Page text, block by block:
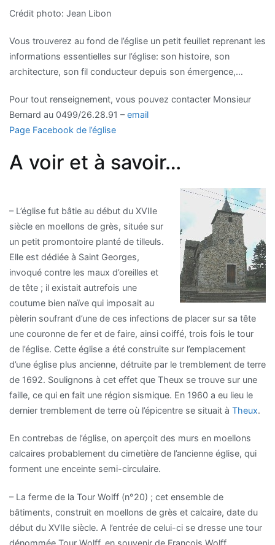
Crédit photo: Jean Libon
Vous trouverez au fond de l’église un petit feuillet reprenant les
informations essentielles sur l’église: son histoire, son
architecture, son fil conducteur depuis son émergence,…
Pour tout renseignement, vous pouvez contacter Monsieur
Bernard au 0499/26.28.91 –email
Page Facebook de l’église
A voir et à savoir…
– L’église fut bâtie au début du XVIIe
siècle en moellons de grès, située sur
un petit promontoire planté de tilleuls.
Elle est dédiée à Saint Georges,
invoqué contre les maux d’oreilles et
de tête ; il existait autrefois une
coutume bien naïve qui imposait au
pèlerin soufrant d’une de ces infections de placer sur sa tête
une couronne de fer et de faire, ainsi coiffé, trois fois le tour
de l’église. Cette église a été construite sur l’emplacement
d’une église plus ancienne, détruite par le tremblement de terre
de 1692. Soulignons à cet effet que Theux se trouve sur une
faille, ce qui en fait une région sismique. En 1960 a eu lieu le
dernier tremblement de terre où l’épicentre se situait à Theux.
En contrebas de l’église, on aperçoit des murs en moellons
calcaires probablement du cimetière de l’ancienne église, qui
forment une enceinte semi-circulaire.
– La ferme de la Tour Wolff (n°20) ; cet ensemble de
bâtiments, construit en moellons de grès et calcaire, date du
début du XVIIe siècle. A l’entrée de celui-ci se dresse une tour
dénommée Tour Wolff, en souvenir de François Wolff,